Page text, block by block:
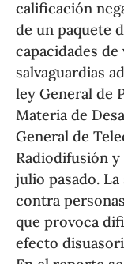
calificación
de un paquete
capacidades
salvaguardias
ley General de
Materia de
General de
Radiodifusión
julio pasado.
contra
que provoca
efecto